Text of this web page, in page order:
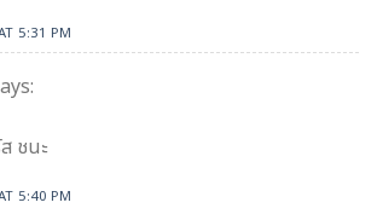
5:31 PM
ชนะ
5:40 PM